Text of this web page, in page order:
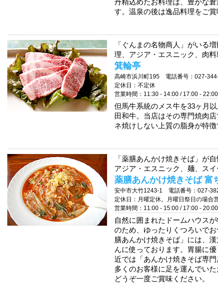
丹精込めたお料理は、豊かな
す。温泉の後は逸品料理をご
「ぐんまの名物商人」がいる
理、アジア・エスニック、肉
箕輪亭
高崎市浜川町195 電話番号：027-
定休日：不定休
営業時間：11:30 - 14:00 / 17:00 - 22:00
但馬牛系統のメス牛を33ヶ月
田和牛。当店はその専門焼肉
ネ焼けしない上質の脂身が特
「薬膳あんかけ焼きそば」が
アジア・エスニック、麺、ス
薬膳あんかけ焼きそば 富
安中市大竹1243-1 電話番号：027-
定休日：月曜定休。月曜日祭日の場合
営業時間：11:00 - 15:00 / 17:00 -
自然に囲まれたドームハウス
のため、ゆったりくつろいで
膳あんかけ焼きそば」には、
んに使っております。胃腸に
近では「あんかけ焼きそば専
多くのお客様に足を運んでい
どうぞ一度ご賞味ください。